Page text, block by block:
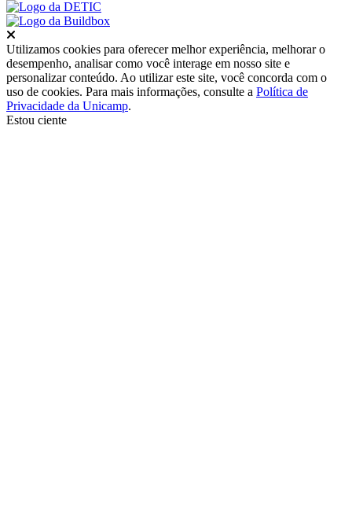
Utilizamos cookies para oferecer melhor experiência, melhorar o
desempenho, analisar como você interage em nosso site e
personalizar conteúdo. Ao utilizar este site, você concorda com o
uso de cookies. Para mais informações, consulte a Política de
Privacidade da Unicamp.
Estou ciente